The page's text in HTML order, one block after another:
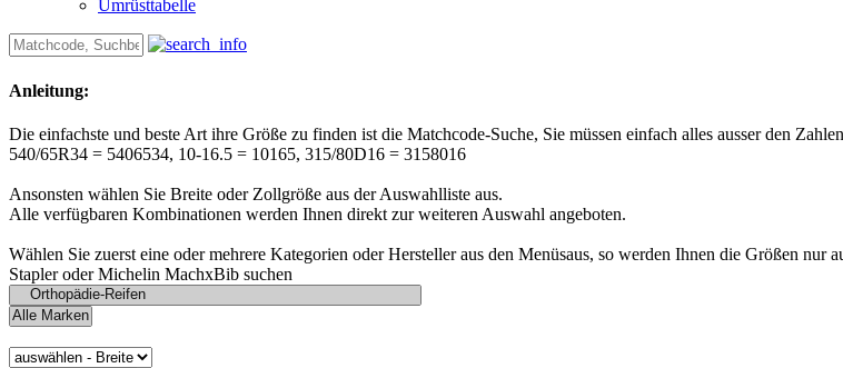
Umrüsttabelle
Anleitung:
Die einfachste und beste Art ihre Größe zu finden ist die Matchcode-Suche, Sie müssen einfach alles ausser den
540/65R34 = 5406534, 10-16.5 = 10165, 315/80D16 = 3158016
Ansonsten wählen Sie Breite oder Zollgröße aus der Auswahlliste aus.
Alle verfügbaren Kombinationen werden Ihnen direkt zur weiteren Auswahl angeboten.
Wählen Sie zuerst eine oder mehrere Kategorien oder Hersteller aus den Menüsaus, so werden Ihnen die Größen
Stapler oder Michelin MachxBib suchen